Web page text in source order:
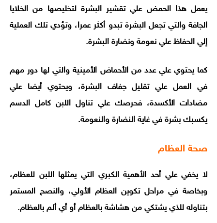
يعمل هذا الحمض علي تقشير البشرة لتخليصها من الخلايا
الجافة والتي تجعل البشرة تبدو أكثر عمرا، وتؤدي تلك العملية
إلي الحفاظ علي نعومة ونضارة البشرة.
كما يحتوي علي عدد من الأحماض الأمينية والتي لها دور مهم
في العمل علي تقليل جفاف البشرة، ويحتوي أيضا علي
مضادات الأكسدة، فحرصك علي تناول اللبن كامل الدسم
يكسبك بشرة في غاية النضارة والنعومة.
صحة العظام
لا يخفي علي أحد الأهمية الكبري التي يمثلها اللبن للعظام،
وبخاصة في مراحل تكوين العظام الأولي، والنصح المستمر
بتناوله للذي يشتكي من هشاشة بالعظام أو أي ألم بالعظام.